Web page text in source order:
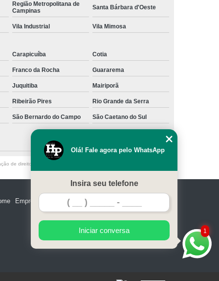
Região Metropolitana de
Campinas
Santa Bárbara d'Oeste
Vila Industrial Vila Mimosa
Carapicuíba Cotia
Franco da Rocha Guararema
Juquitiba Mairiporã
Ribeirão Pires Rio Grande da Serra
São Bernardo do Campo São Caetano do Sul
de direito autoral – artigo 184 do Código Penal –
Empresa Serviços Contato
1
Olá! Fale agora pelo WhatsApp
Insira seu telefone
Iniciar conversa